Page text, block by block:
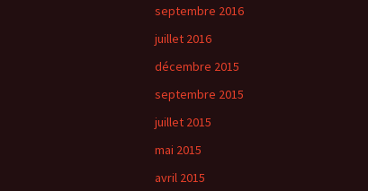
septembre 2016
juillet 2016
décembre 2015
septembre 2015
juillet 2015
mai 2015
avril 2015